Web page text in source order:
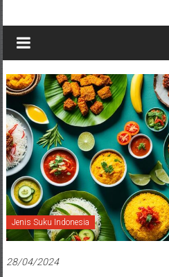
Jenis Suku Indonesia
28/04/2024